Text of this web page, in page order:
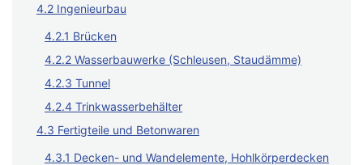
4.2 Ingenieurbau
4.2.1 Brücken
4.2.2 Wasserbauwerke (Schleusen, Staudämme)
4.2.3 Tunnel
4.2.4 Trinkwasserbehälter
4.3 Fertigteile und Betonwaren
4.3.1 Decken- und Wandelemente, Hohlkörperdecken